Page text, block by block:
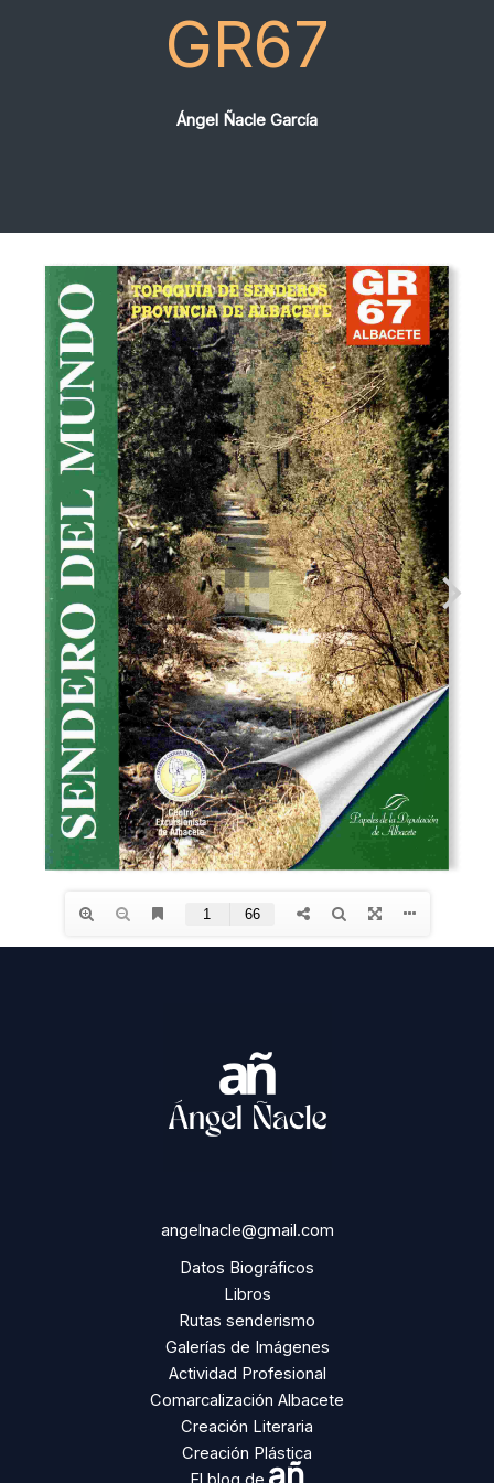
GR67
Ángel Ñacle García
angelnacle@gmail.com
Datos Biográficos
Libros
Rutas senderismo
Galerías de Imágenes
Actividad Profesional
Comarcalización Albacete
Creación Literaria
Creación Plástica
añ